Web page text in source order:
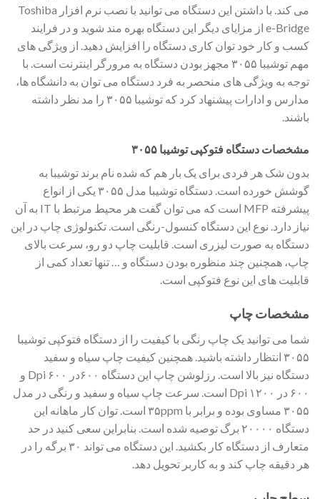
می کند. با داشتن این دستگاه می توانید با نصب نرم افزار Toshiba
e-Bridge از مزایای دیگر این دستگاه بهره مند شوید و در فرایند
کسب و کار خود توان کاری دستگاه را افزایش دهید. از ویژگی های
مهم توشیبا ۳۰۵۵ مجهز بودن دستگاه به مرورگر اینترنت است. با
توجه به ویژگی های منحصر به فرد دستگاه می توان به دانشگاه ها،
مدارس و ادارات پیشنهاد کرد که توشیبا ۳۰۵۵ را مد نظر داشته
باشند.
مشخصات دستگاه فتوکپی توشیبا ۳۰۵۵
بدون شک هر فردی برای یک بار هم که شده نام برند توشیبا به
گوشش خورده است. دستگاه توشیبا مدل ۳۰۵۵ یکی از انواع
پیشرفته MFP است که می توان گفت هر محیط مرتبط با IT به آن
نیاز دارد. نوع این دستگاه کنسول-رنگی است. تکنولوژی چاپ در این
دستگاه به صورت لیزری است. قابلیت چاپ دو رو، سرعت بالای
چاپ، همچنین چند منظوره بودن دستگاه و … تنها تعداد کمی از
قابلیت های این نوع فتوکپی است.
مشخصات چاپ
شما می توانید یک چاپ رنگی با کیفیت را از دستگاه فتوکپی توشیبا
۳۰۵۵ انتظار داشته باشید. همچنین کیفیت چاپ سیاه و سفید
دستگاه نیز بالا است. رزلوشن چاپ این دستگاه ۶۰۰در ۶۰۰ Dpi و
۶۰۰ در ۱۲۰۰ Dpi است. سرعت چاپ سیاه و سفید و رنگی در مدل
۳۰۵۵ مساوی بوده و برابر با ۳۵ppm است. توان کار ماهانه این
دستگاه ۲۰۰۰۰ برگ توصیه شده است. بنابراین سعی کنید در حد
متعارف از دستگاه کار بکشید. این دستگاه می تواند ۳۰ برگه را در
هر دقیقه چاپ کند و به کاربر تحویل دهد.